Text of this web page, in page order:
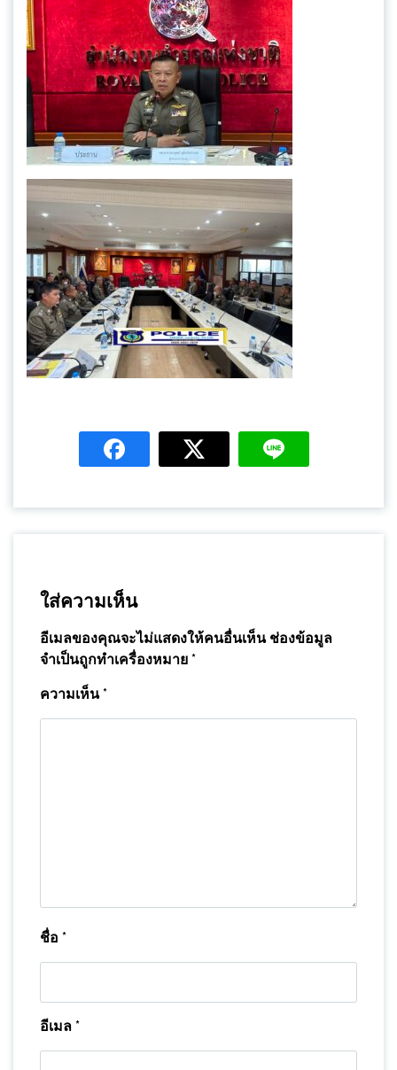
ใส่ความเห็น
อีเมลของคุณจะไม่แสดงให้คนอื่นเห็น ช่องข้อมูล
จำเป็นถูกทำเครื่องหมาย *
ความเห็น*
ชื่อ *
อีเมล *